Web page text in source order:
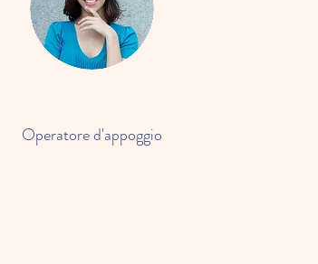
Operatore d'appoggio